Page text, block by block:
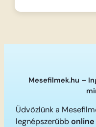
Mesefilmek.hu –
Üdvözlünk a
legnépszerűbb